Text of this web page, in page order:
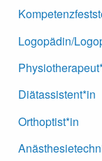
Logopädin/
Diätassistent*in
Orthoptist*in